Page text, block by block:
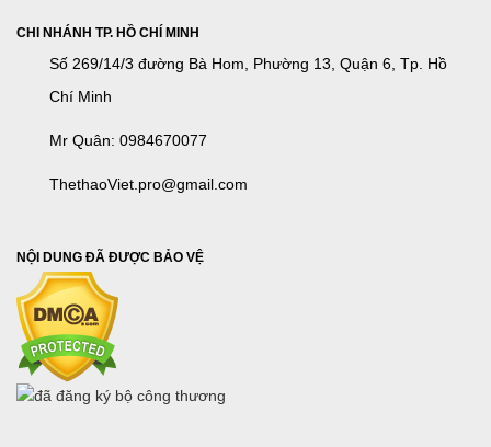
CHI NHÁNH TP. HỒ CHÍ MINH
Số 269/14/3 đường Bà Hom, Phường 13, Quận 6, Tp. Hồ
Chí Minh
Mr Quân: 0984670077
ThethaoViet.pro@gmail.com
NỘI DUNG ĐÃ ĐƯỢC BẢO VỆ